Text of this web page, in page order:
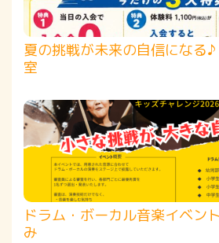
夏の挑戦が未来の自信にな
室
ドラム・ボーカル音楽イベ
み